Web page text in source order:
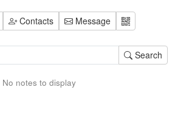
Contacts Message
Search
No notes to display